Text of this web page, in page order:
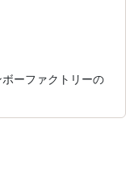
ーファクトリーの